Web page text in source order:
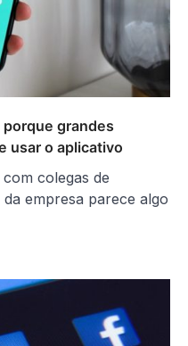
porque grandes
usar o aplicativo
colegas de
empresa parece algo